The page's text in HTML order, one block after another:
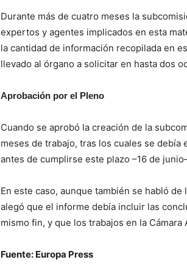
Durante más de cuatro meses la
expertos y agentes implicados en esta
la cantidad de información recopilada en
llevado al órgano a solicitar en hasta dos
Aprobación por el Pleno
Cuando se aprobó la creación de la
meses de trabajo, tras los cuales se
antes de cumplirse este plazo –16 de
En este caso, aunque también se habló
alegó que el informe debía incluir las
mismo fin, y que los trabajos en la
Fuente: Europa Press